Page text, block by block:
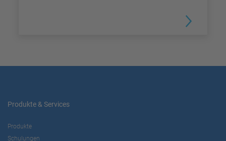
Produkte & Services
Produkte
Schulungen